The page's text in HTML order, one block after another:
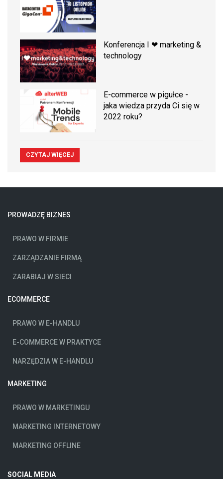
Konferencja I ❤ marketing &
technology
E-commerce w pigułce -
jaka wiedza przyda Ci się w
2022 roku?
CZYTAJ WIĘCEJ
PROWADZĘ BIZNES
PRAWO W FIRMIE
ZARZĄDZANIE FIRMĄ
ZARABIAJ W SIECI
ECOMMERCE
PRAWO W E-HANDLU
E-COMMERCE W PRAKTYCE
NARZĘDZIA W E-HANDLU
MARKETING
PRAWO W MARKETINGU
MARKETING INTERNETOWY
MARKETING OFFLINE
SOCIAL MEDIA